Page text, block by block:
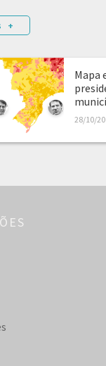
+
Mapa
28/10/